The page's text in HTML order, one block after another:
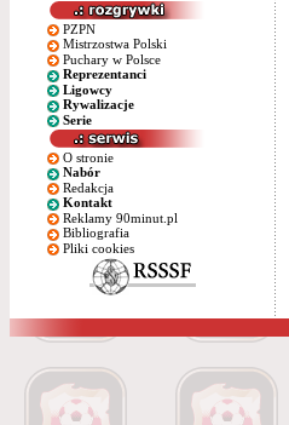
PZPN
Mistrzostwa Polski
Puchary w Polsce
Reprezentanci
Ligowcy
Rywalizacje
Serie
O stronie
Nabór
Redakcja
Kontakt
Reklamy 90minut.pl
Bibliografia
Pliki cookies